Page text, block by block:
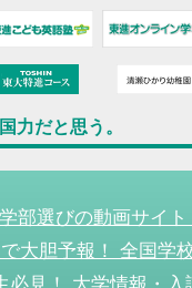
力だと思う。
部選びの動画サイト
大胆予報！ 全国学